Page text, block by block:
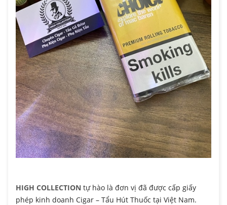
HIGH COLLECTION tự hào là đơn vị đã được cấp giấy
phép kinh doanh Cigar – Tẩu Hút Thuốc tại Việt Nam.